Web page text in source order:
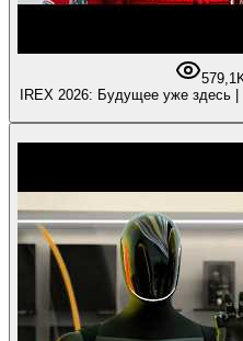
IREX 2026: Будущее уже здесь |